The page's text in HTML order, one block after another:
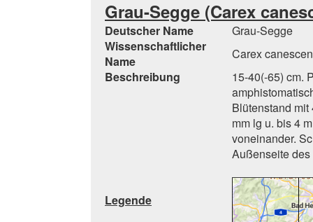
Grau-Segge (Carex
Deutscher Name
Grau-Segge
Wissenschaftlicher
Name
Carex
Beschreibung
15-40(-65) cm.
Blütenstand
mm lg u. bis 4
voneinander.
Außenseite
Legende